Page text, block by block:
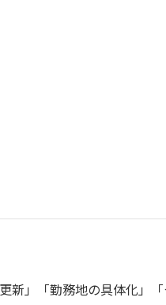
新」「勤務地の具体化」「